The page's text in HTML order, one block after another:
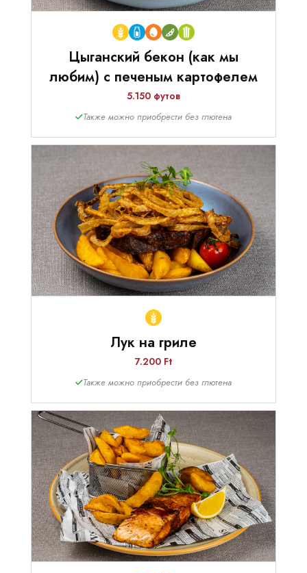
Цыганский бекон (как мы
любим) с печеным картофелем
5.150 футов
Также можно приобрести без глютена
Лук на гриле
7.200 Ft
Также можно приобрести без глютена